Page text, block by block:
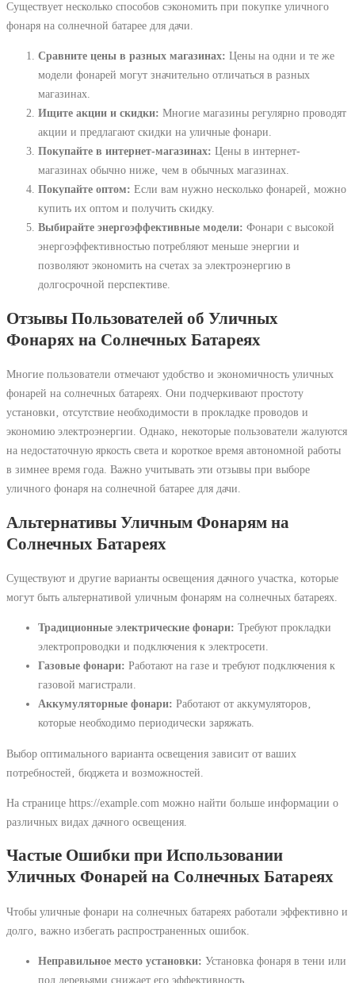
Существует несколько способов сэкономить при покупке уличного
фонаря на солнечной батарее для дачи.
Сравните цены в разных магазинах: Цены на одни и те же
модели фонарей могут значительно отличаться в разных
магазинах.
Ищите акции и скидки: Многие магазины регулярно проводят
акции и предлагают скидки на уличные фонари.
Покупайте в интернет-магазинах: Цены в интернет-
магазинах обычно ниже‚ чем в обычных магазинах.
Покупайте оптом: Если вам нужно несколько фонарей‚ можно
купить их оптом и получить скидку.
Выбирайте энергоэффективные модели: Фонари с высокой
энергоэффективностью потребляют меньше энергии и
позволяют экономить на счетах за электроэнергию в
долгосрочной перспективе.
Отзывы Пользователей об Уличных
Фонарях на Солнечных Батареях
Многие пользователи отмечают удобство и экономичность уличных
фонарей на солнечных батареях. Они подчеркивают простоту
установки‚ отсутствие необходимости в прокладке проводов и
экономию электроэнергии. Однако‚ некоторые пользователи жалуются
на недостаточную яркость света и короткое время автономной работы
в зимнее время года. Важно учитывать эти отзывы при выборе
уличного фонаря на солнечной батарее для дачи.
Альтернативы Уличным Фонарям на
Солнечных Батареях
Существуют и другие варианты освещения дачного участка‚ которые
могут быть альтернативой уличным фонарям на солнечных батареях.
Традиционные электрические фонари: Требуют прокладки
электропроводки и подключения к электросети.
Газовые фонари: Работают на газе и требуют подключения к
газовой магистрали.
Аккумуляторные фонари: Работают от аккумуляторов‚
которые необходимо периодически заряжать.
Выбор оптимального варианта освещения зависит от ваших
потребностей‚ бюджета и возможностей.
На странице https://example.com можно найти больше информации о
различных видах дачного освещения.
Частые Ошибки при Использовании
Уличных Фонарей на Солнечных Батареях
Чтобы уличные фонари на солнечных батареях работали эффективно и
долго‚ важно избегать распространенных ошибок.
Неправильное место установки: Установка фонаря в тени или
под деревьями снижает его эффективность.